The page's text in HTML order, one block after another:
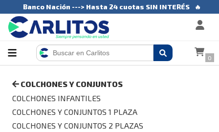
Banco Nación ---> Hasta 24 cuotas SIN INTERÉS 🔥
0
COLCHONES Y CONJUNTOS
COLCHONES INFANTILES
COLCHONES Y CONJUNTOS 1 PLAZA
COLCHONES Y CONJUNTOS 2 PLAZAS